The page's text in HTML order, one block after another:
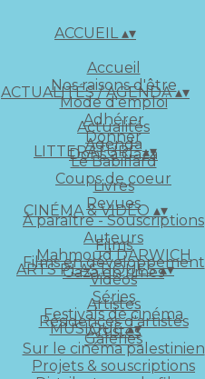
ACCUEIL▴▾
Accueil
Nos raisons d'être
Mode d'emploi
Adhérer
Donner
Dons à Gaza
ACTUALITÉS / AGENDA▴▾
Actualités
Agenda
Le Babillard
Coups de coeur
LITTERATURE▴▾
Livres
Revues
À paraître - Souscriptions
Auteurs
Mahmoud DARWICH
Gaza en rimes
CINÉMA & VIDÉO ▴▾
Films
Films en développement
Vidéos
Séries
Festivals de cinéma
Artistes
Sur le cinéma palestinien
Projets & souscriptions
ARTS PLASTIQUES▴▾
Artistes
Résidences d'artistes
Galeries
MUSIQUE▴▾